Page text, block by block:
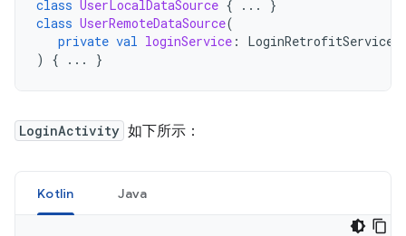
class UserLocalDataSource { ...
}
class UserRemoteDataSource(
private val loginService :
LoginRetrofitService
)
{ ... }
LoginActivity 如下所示：
Kotlin Java